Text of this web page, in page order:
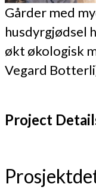
Gårder med
husdyrgjødsel
økt økologisk
Vegard
Project